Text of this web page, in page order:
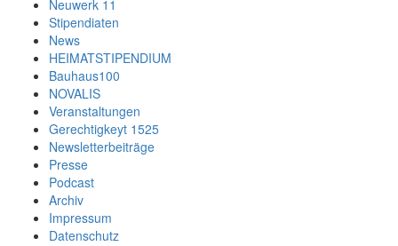
Neuwerk 11
Stipendiaten
News
HEIMATSTIPENDIUM
Bauhaus100
NOVALIS
Veranstaltungen
Gerechtigkeyt 1525
Newsletterbeiträge
Presse
Podcast
Archiv
Impressum
Datenschutz